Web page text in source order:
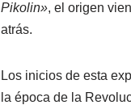
Pikolin», el origen
atrás.
Los inicios de esta
la época de la